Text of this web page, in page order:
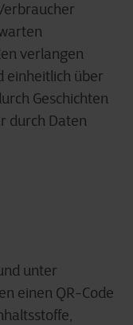
verlangen
einheitlich über
Geschichten
durch Daten
unter
einen QR-Code